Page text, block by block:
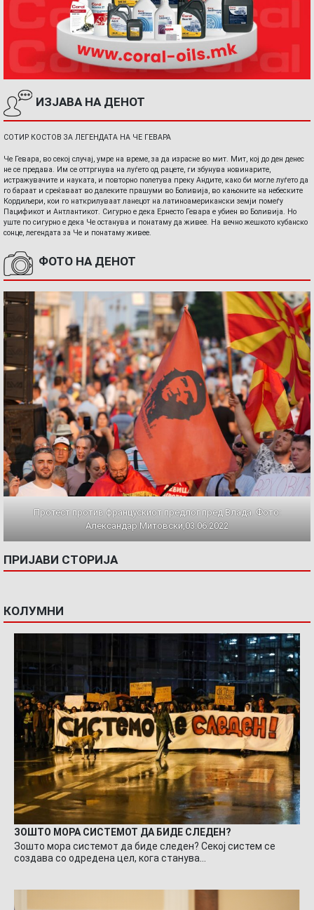
ИЗЈАВА НА ДЕНОТ
СОТИР КОСТОВ ЗА ЛЕГЕНДАТА НА ЧЕ ГЕВАРА
Че Гевара, во секој случај, умре на време, за да израсне во мит. Мит, кој до ден денес
не се предава. Им се оттргнува на луѓето од рацете, ги збунува новинарите,
истражувачите и науката, и повторно полетува преку Андите, како би могле луѓето да
го бараат и среќаваат во далеките прашуми во Боливија, во кањоните на небеските
Кордиљери, кои го наткрилуваат ланецот на латиноамерикански земји помеѓу
Пацификот и Антлантикот. Сигурно е дека Ернесто Гевара е убиен во Боливија. Но
уште по сигурно е дека Че останува и понатаму да живее. На вечно жешкото кубанско
сонце, легендата за Че и понатаму живее.
ФОТО НА ДЕНОТ
Протест против францускиот предлог пред Влада. Фото:
Александар Митовски,03.06.2022
ПРИЈАВИ СТОРИЈА
КОЛУМНИ
ЗОШТО МОРА СИСТЕМОТ ДА БИДЕ СЛЕДЕН?
Зошто мора системот да биде следен? Секој систем се
создава со одредена цел, кога станува…